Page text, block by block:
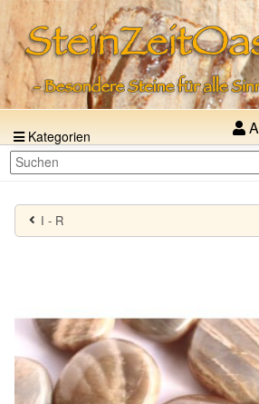
Kategorien
I - R